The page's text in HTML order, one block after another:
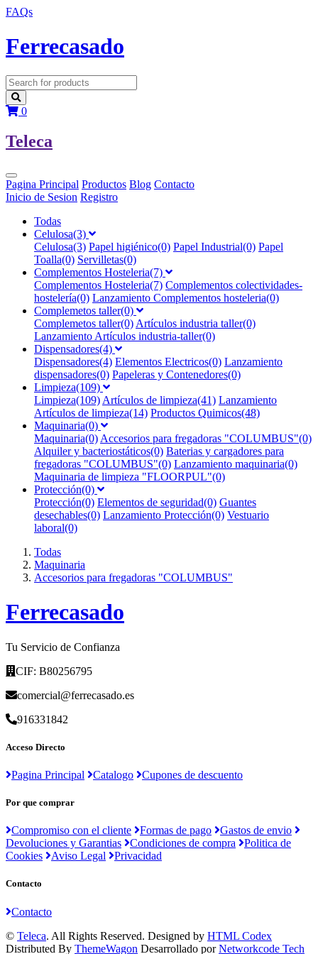
FAQs
Ferrecasado
0
Teleca
Pagina Principal Productos Blog Contacto
Inicio de Sesion Registro
Todas
Celulosa(3)
Celulosa(3) Papel higiénico(0) Papel Industrial(0) Papel
Toalla(0) Servilletas(0)
Complementos Hosteleria(7)
Complementos Hosteleria(7) Complementos colectividades-
hostelería(0) Lanzamiento Complementos hosteleria(0)
Complemetos taller(0)
Complemetos taller(0) Artículos industria taller(0)
Lanzamiento Artículos industria-taller(0)
Dispensadores(4)
Dispensadores(4) Elementos Electricos(0) Lanzamiento
dispensadores(0) Papeleras y Contenedores(0)
Limpieza(109)
Limpieza(109) Artículos de limpieza(41) Lanzamiento
Artículos de limpieza(14) Productos Quimicos(48)
Maquinaria(0)
Maquinaria(0) Accesorios para fregadoras "COLUMBUS"(0)
Alquiler y bacteriostáticos(0) Baterias y cargadores para
fregadoras "COLUMBUS"(0) Lanzamiento maquinaria(0)
Maquinaria de limpieza "FLOORPUL"(0)
Protección(0)
Protección(0) Elementos de seguridad(0) Guantes
desechables(0) Lanzamiento Protección(0) Vestuario
laboral(0)
Todas
Maquinaria
Accesorios para fregadoras "COLUMBUS"
Ferrecasado
Tu Servicio de Confianza
CIF: B80256795
comercial@ferrecasado.es
916331842
Acceso Directo
Pagina Principal Catalogo Cupones de descuento
Por que comprar
Compromiso con el cliente Formas de pago
Gastos de envio
Devoluciones y Garantias
Condiciones de compra
Politica de
Cookies
Aviso Legal Privacidad
Contacto
Contacto
© Teleca. All Rights Reserved. Designed by HTML Codex
Distributed By ThemeWagon Desarrollado porNetworkcode Tech